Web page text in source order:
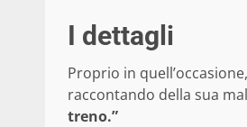
I dettagli
Proprio in
raccontando della sua
treno.”